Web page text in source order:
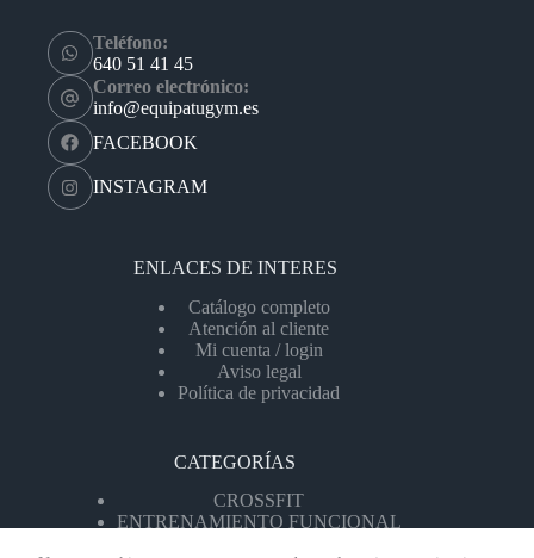
Teléfono:
640 51 41 45
Correo electrónico:
info@equipatugym.es
FACEBOOK
INSTAGRAM
ENLACES DE INTERES
Catálogo completo
Atención al cliente
Mi cuenta / login
Aviso legal
Política de privacidad
CATEGORÍAS
CROSSFIT
ENTRENAMIENTO FUNCIONAL